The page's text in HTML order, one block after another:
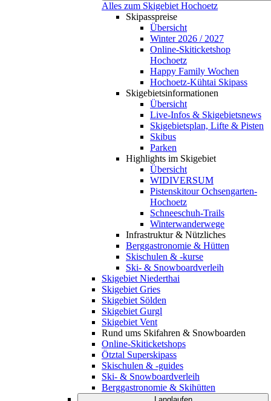
Alles zum Skigebiet Hochoetz
Skipasspreise
Übersicht
Winter 2026 / 2027
Online-Skiticketshop
Hochoetz
Happy Family Wochen
Hochoetz-Kühtai Skipass
Skigebietsinformationen
Übersicht
Live-Infos & Skigebietsnews
Skigebietsplan, Lifte & Pisten
Skibus
Parken
Highlights im Skigebiet
Übersicht
WIDIVERSUM
Pistenskitour Ochsengarten-
Hochoetz
Schneeschuh-Trails
Winterwanderwege
Infrastruktur & Nützliches
Berggastronomie & Hütten
Skischulen & -kurse
Ski- & Snowboardverleih
Skigebiet Niederthai
Skigebiet Gries
Skigebiet Sölden
Skigebiet Gurgl
Skigebiet Vent
Rund ums Skifahren & Snowboarden
Online-Skiticketshops
Ötztal Superskipass
Skischulen & -guides
Ski- & Snowboardverleih
Berggastronomie & Skihütten